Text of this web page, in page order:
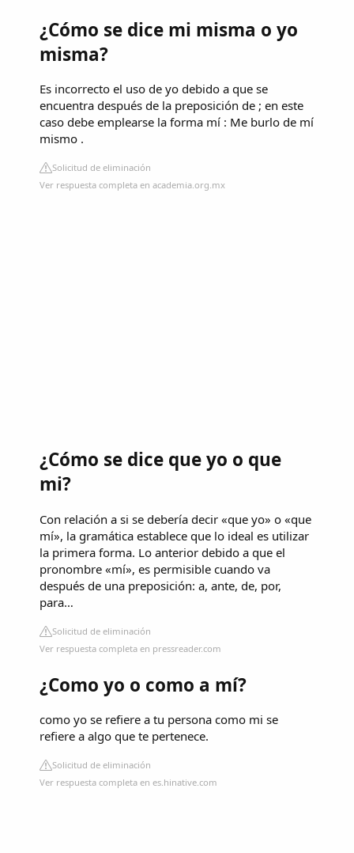
¿Cómo se dice mi misma o yo
misma?
Es incorrecto el uso de yo debido a que se
encuentra después de la preposición de ; en este
caso debe emplearse la forma mí : Me burlo de mí
mismo .
Solicitud de eliminación
Ver respuesta completa en academia.org.mx
¿Cómo se dice que yo o que
mi?
Con relación a si se debería decir «que yo» o «que
mí», la gramática establece que lo ideal es utilizar
la primera forma. Lo anterior debido a que el
pronombre «mí», es permisible cuando va
después de una preposición: a, ante, de, por,
para…
Solicitud de eliminación
Ver respuesta completa en pressreader.com
¿Como yo o como a mí?
como yo se refiere a tu persona como mi se
refiere a algo que te pertenece.
Solicitud de eliminación
Ver respuesta completa en es.hinative.com